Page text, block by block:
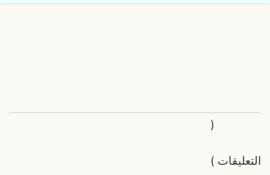
التعليقات
(
)